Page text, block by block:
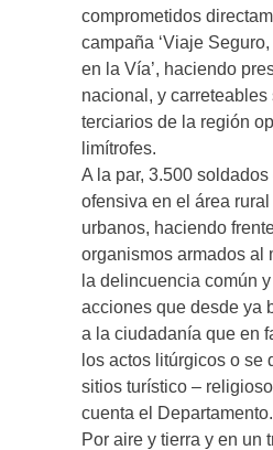
comprometidos
campaña ‘Viaje
en la Vía’, haciendo
nacional, y
terciarios de la región
limítrofes.
A la par, 3.500
ofensiva en el área
urbanos, haciendo
organismos armados al
la delincuencia común
acciones que desde ya
a la ciudadanía que en
los actos litúrgicos o se
sitios turístico –
cuenta el Departamento.
Por aire y tierra y en un